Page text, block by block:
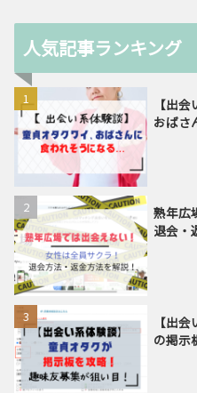
人気記事ランキング
【出
おばさ
熟年広
退会・
【出
の掲示